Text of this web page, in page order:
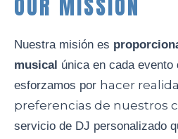
OUR MISSION
Nuestra misión es
musical única en cada evento
esforzamos por hacer
preferencias de nuestros
servicio de DJ personalizado